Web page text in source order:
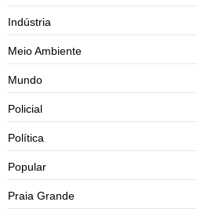
Indústria
Meio Ambiente
Mundo
Policial
Política
Popular
Praia Grande